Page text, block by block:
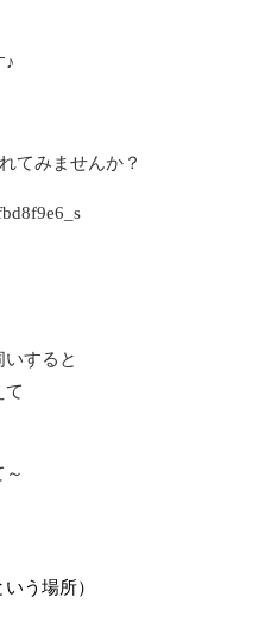
♪
てみませんか？
すると
て
う場所）